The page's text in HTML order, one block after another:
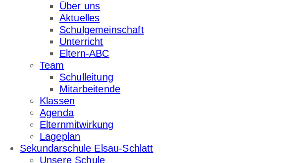
Über uns
Aktuelles
Schulgemeinschaft
Unterricht
Eltern-ABC
Team
Schulleitung
Mitarbeitende
Klassen
Agenda
Elternmitwirkung
Lageplan
Sekundarschule Elsau-Schlatt
Unsere Schule